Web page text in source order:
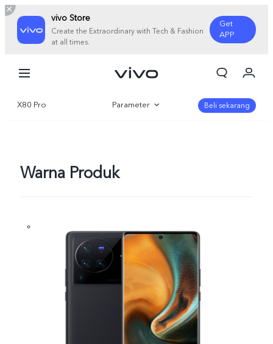
vivo Store
Create the Extraordinary with Tech & Fashion
at all times.
Get
APP
Keranjang
Masuk/Daftar
X80 Pro Parameter Beli sekarang
Warna Produk